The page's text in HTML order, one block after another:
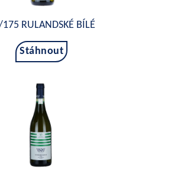
RULANDSKÉ BÍLÉ
Stáhnout